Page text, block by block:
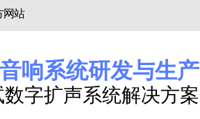
网站
响系统研发与生产
字扩声系统解决方案